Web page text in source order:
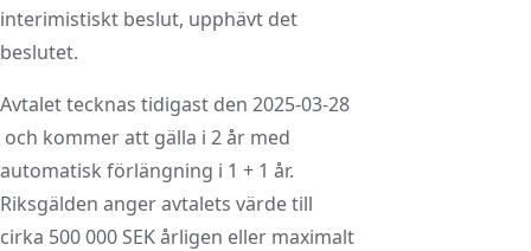
interimistiskt beslut, upphävt det
beslutet.
Avtalet tecknas tidigast den 2025-03-28
och kommer att gälla i 2 år med
automatisk förlängning i 1 + 1 år.
Riksgälden anger avtalets värde till
cirka 500 000 SEK årligen eller maximalt